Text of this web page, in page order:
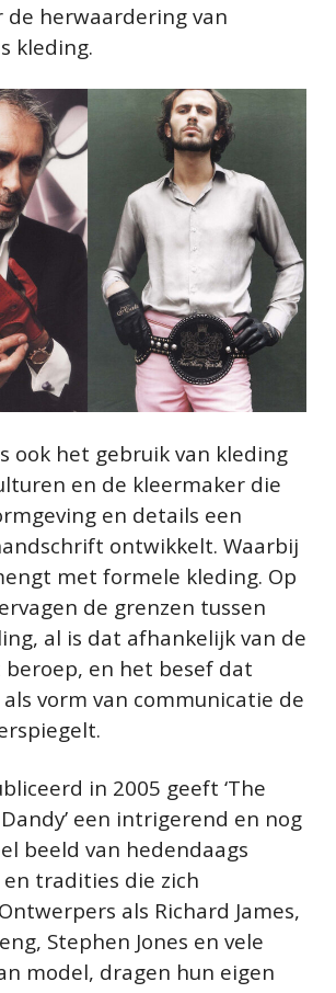
de herwaardering van
kleding.
ook het gebruik van kleding
en de kleermaker die
en details een
ontwikkelt. Waarbij
met formele kleding. Op
de grenzen tussen
al is dat afhankelijk van de
beroep, en het besef dat
vorm van communicatie de
in 2005 geeft ‘The
een intrigerend en nog
beeld van hedendaags
tradities die zich
als Richard James,
Stephen Jones en vele
model, dragen hun eigen